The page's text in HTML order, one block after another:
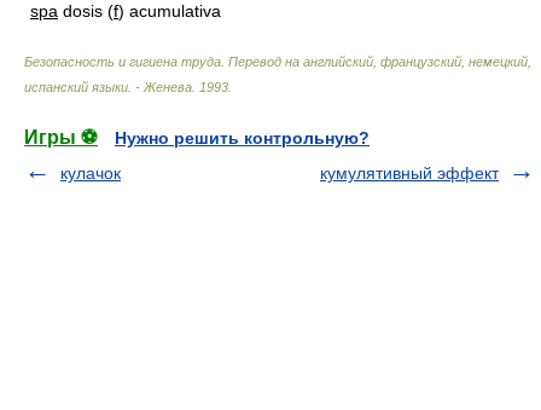
spa dosis (f) acumulativa
Безопасность и гигиена труда. Перевод на английский, французский, немецкий,
испанский языки. - Женева 1993
Игры ⚽
Нужно решить контрольную?
кулачок
кумулятивный эффект